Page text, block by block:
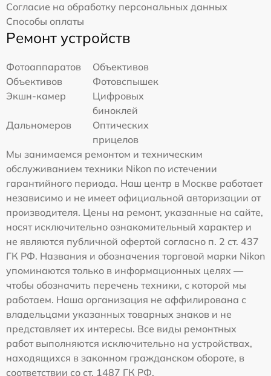
Согласие на обработку персональных данных
Способы оплаты
Ремонт устройств
Фотоаппаратов
Объективов
Объективов
Фотовспышек
Экшн-камер
Цифровых
биноклей
Дальномеров
Оптических
прицелов
Мы занимаемся ремонтом и техническим
обслуживанием техники Nikon по истечении
гарантийного периода. Наш центр в Москве работает
независимо и не имеет официальной авторизации от
производителя. Цены на ремонт, указанные на сайте,
носят исключительно ознакомительный характер и
не являются публичной офертой согласно п. 2 ст. 437
ГК РФ. Названия и обозначения торговой марки Nikon
упоминаются только в информационных целях —
чтобы обозначить перечень техники, с которой мы
работаем. Наша организация не аффилирована с
владельцами указанных товарных знаков и не
представляет их интересы. Все виды ремонтных
работ выполняются исключительно на устройствах,
находящихся в законном гражданском обороте, в
соответствии со ст. 1487 ГК РФ.